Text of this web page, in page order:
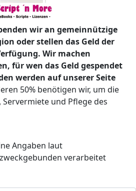
wir an gemeinnützige
oder stellen das Geld der
Wir machen
für wen das Geld gespendet
werden auf unserer Seite
50% benötigen wir, um die
und Pflege des
Angaben laut
verarbeitet